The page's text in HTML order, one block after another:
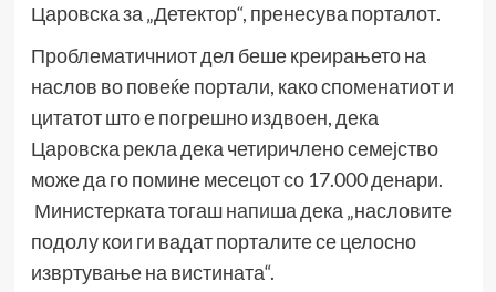
Царовска за „Детектор“, пренесува порталот.
Проблематичниот дел беше креирањето на
наслов во повеќе портали, како споменатиот и
цитатот што е погрешно издвоен, дека
Царовска рекла дека четиричлено семејство
може да го помине месецот со 17.000 денари.
Министерката тогашнапишадека „насловите
подолу кои ги вадат порталите се целосно
извртување на вистината“.